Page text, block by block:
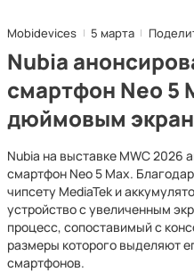
Mobidevices 5 марта
Nubia
смартфон Neo 5
дюймовым
Nubia на выставке MWC 2026
смартфон Neo 5 Max.
чипсету MediaTek и
устройство с увеличенным
процесс, сопоставимый с
размеры которого выделяют
смартфонов.